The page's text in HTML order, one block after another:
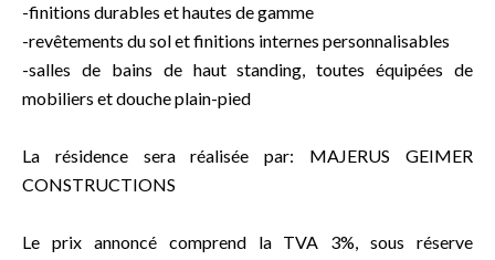
-finitions durables et hautes de gamme
-revêtements du sol et finitions internes personnalisables
-salles de bains de haut standing, toutes équipées de
mobiliers et douche plain-pied
La résidence sera réalisée par: MAJERUS GEIMER
CONSTRUCTIONS
Le prix annoncé comprend la TVA 3%, sous réserve